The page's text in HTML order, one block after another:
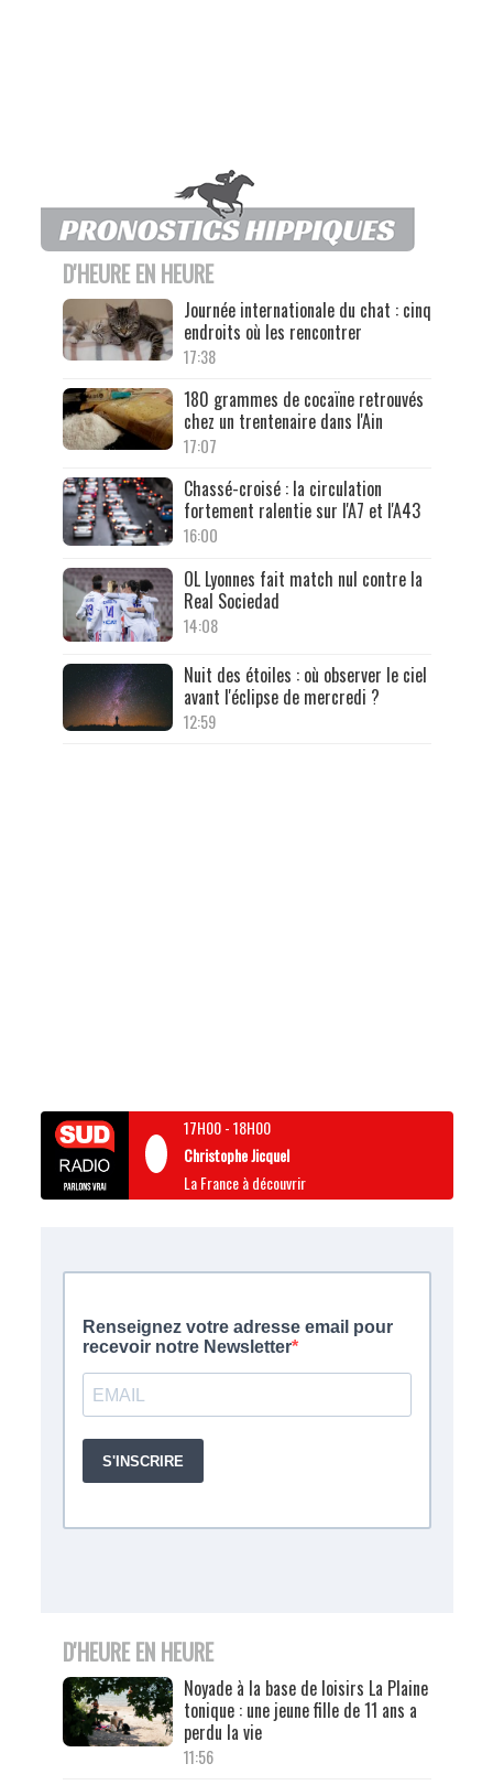
D'HEURE EN HEURE
Journée internationale du chat : cinq
endroits où les rencontrer
17:38
180 grammes de cocaïne retrouvés
chez un trentenaire dans l'Ain
17:07
Chassé-croisé : la circulation
fortement ralentie sur l'A7 et l'A43
16:00
OL Lyonnes fait match nul contre la
Real Sociedad
14:08
Nuit des étoiles : où observer le ciel
avant l'éclipse de mercredi ?
12:59
17H00-18H00
Christophe Jicquel
La France à découvrir
D'HEURE EN HEURE
Noyade à la base de loisirs La Plaine
tonique : une jeune fille de 11 ans a
perdu la vie
11:56